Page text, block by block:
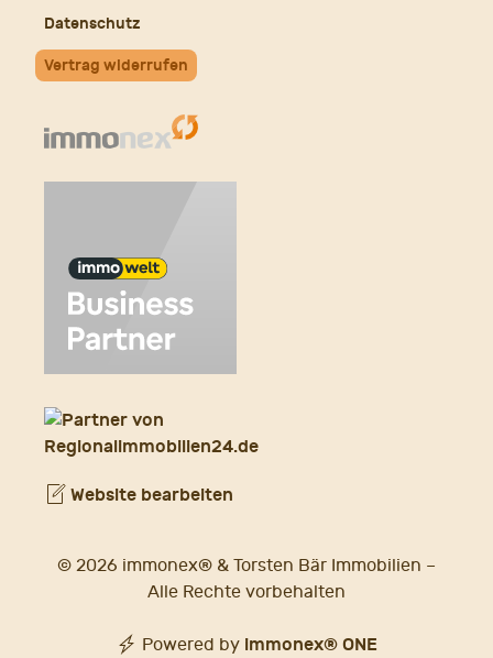
Datenschutz
Vertrag widerrufen
Website bearbeiten
© 2026 immonex® & Torsten Bär Immobilien –
Alle Rechte vorbehalten
Powered by immonex® ONE